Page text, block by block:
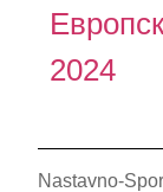
2024
Nastavno-